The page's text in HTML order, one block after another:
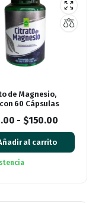
de Magnesio,
60 Cápsulas
- $150.00
al carrito